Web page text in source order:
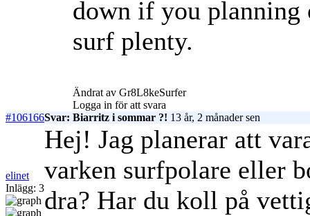
down if you planning
surf plenty.
Ändrat av Gr8L8keSurfer
Logga in för att svara
#106166Svar: Biarritz i sommar ?! 13 år, 2 månader sen
elinet
Inlägg: 3
Hej! Jag planerar att
varken surfpolare eller
dra? Har du koll på